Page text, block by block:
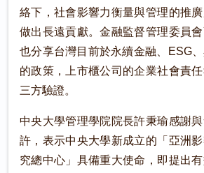
絡下，社會影響力衡量與管理的推
做出長遠貢獻。金融監督管理委員
也分享台灣目前於永續金融、ESG
的政策，上市櫃公司的企業社會責
三方驗證。
中央大學管理學院院長許秉瑜感謝
許，表示中央大學新成立的「亞洲
究總中心」具備重大使命，即提出